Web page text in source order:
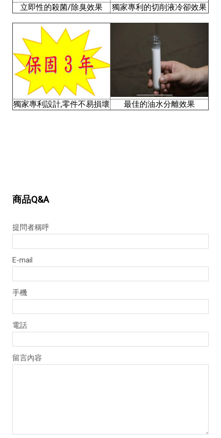
立即性的殺菌/除臭效果 獨家專利的切削液冷卻效果
獨家專利設計,零件不易損壞
最佳的油水分離效果
商品Q&A
提問者稱呼
E-mail
手機
電話
留言內容